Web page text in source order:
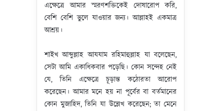
এক্ষেত্রে আমার স্মরণশক্তিকেই দোষারোপ করি,
বেশি বেশি ভুলে যাওয়ার জন্য। আল্লাহই একমাত্র
আশ্রয়।
শাইখ আব্দুল্লাহ আযযাম রহিমাহুল্লাহ যা বলেছেন,
সেটা আমি একাধিকবার পড়েছি। কোন সন্দেহ নেই
যে, তিনি এক্ষেত্রে চূড়ান্ত কঠোরতা আরোপ
করেছেন। আমার মনে হয় না পূর্বের বা বর্তমানের
কোন মুজাহিদ, তিনি যা উল্লেখ করেছেন; তা মেনে